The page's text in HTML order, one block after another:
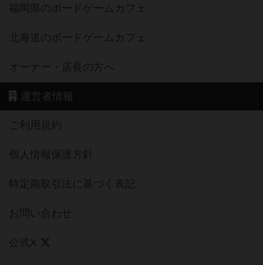
福岡県のボードゲームカフェ
北海道のボードゲームカフェ
オーナー・店長の方へ
運営者情報
ご利用規約
個人情報保護方針
特定商取引法に基づく表記
お問い合わせ
公式X